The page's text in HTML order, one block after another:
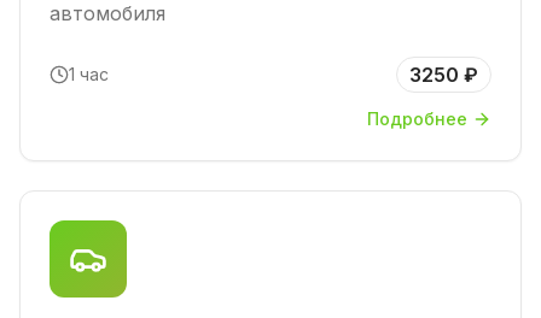
автомобиля
1 час 3250 ₽
Подробнее